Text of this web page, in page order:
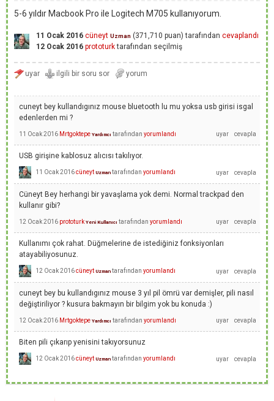
5-6 yıldır Macbook Pro ile Logitech M705 kullanıyorum.
11 Ocak 2016 cüneyt Uzman (371,710 puan) tarafından cevaplandı
12 Ocak 2016 prototurktarafından seçilmiş
cuneyt bey kullandıgınız mouse bluetooth lu mu yoksa usb girisi isgal
edenlerden mi ?
11 Ocak 2016 Mrtgoktepe Yardımcı tarafından yorumlandı
USB girişine kablosuz alıcısı takılıyor.
11 Ocak 2016cüneyt Uzman tarafından yorumlandı
Cüneyt Bey herhangi bir yavaşlama yok demi. Normal trackpad den
kullanır gibi?
12 Ocak 2016 prototurk Yeni Kullanıcı tarafından yorumlandı
Kullanımı çok rahat. Düğmelerine de istediğiniz fonksiyonları
atayabiliyosunuz.
12 Ocak 2016cüneyt Uzman tarafından yorumlandı
cuneyt bey bu kullandıgınız mouse 3 yıl pil ömrü var demişler, pili nasıl
değiştiriliyor ? kusura bakmayın bir bilgim yok bu konuda :)
12 Ocak 2016 Mrtgoktepe Yardımcı tarafından yorumlandı
Biten pili çıkarıp yenisini takıyorsunuz
12 Ocak 2016cüneyt Uzman tarafından yorumlandı